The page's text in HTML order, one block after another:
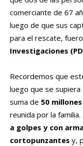
comerciante de 67
luego de que sus
para el rescate,
Investigaciones
Recordemos que
luego que se
suma de 50
reunida por la
a golpes y con
cortopunzantes y,